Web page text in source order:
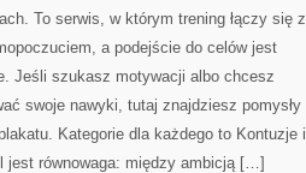
To serwis, w którym trening łączy się z
a podejście do celów jest
Jeśli szukasz motywacji albo chcesz
swoje nawyki, tutaj znajdziesz pomysły
Kategorie dla każdego to Kontuzje i
jest równowaga: między ambicją […]